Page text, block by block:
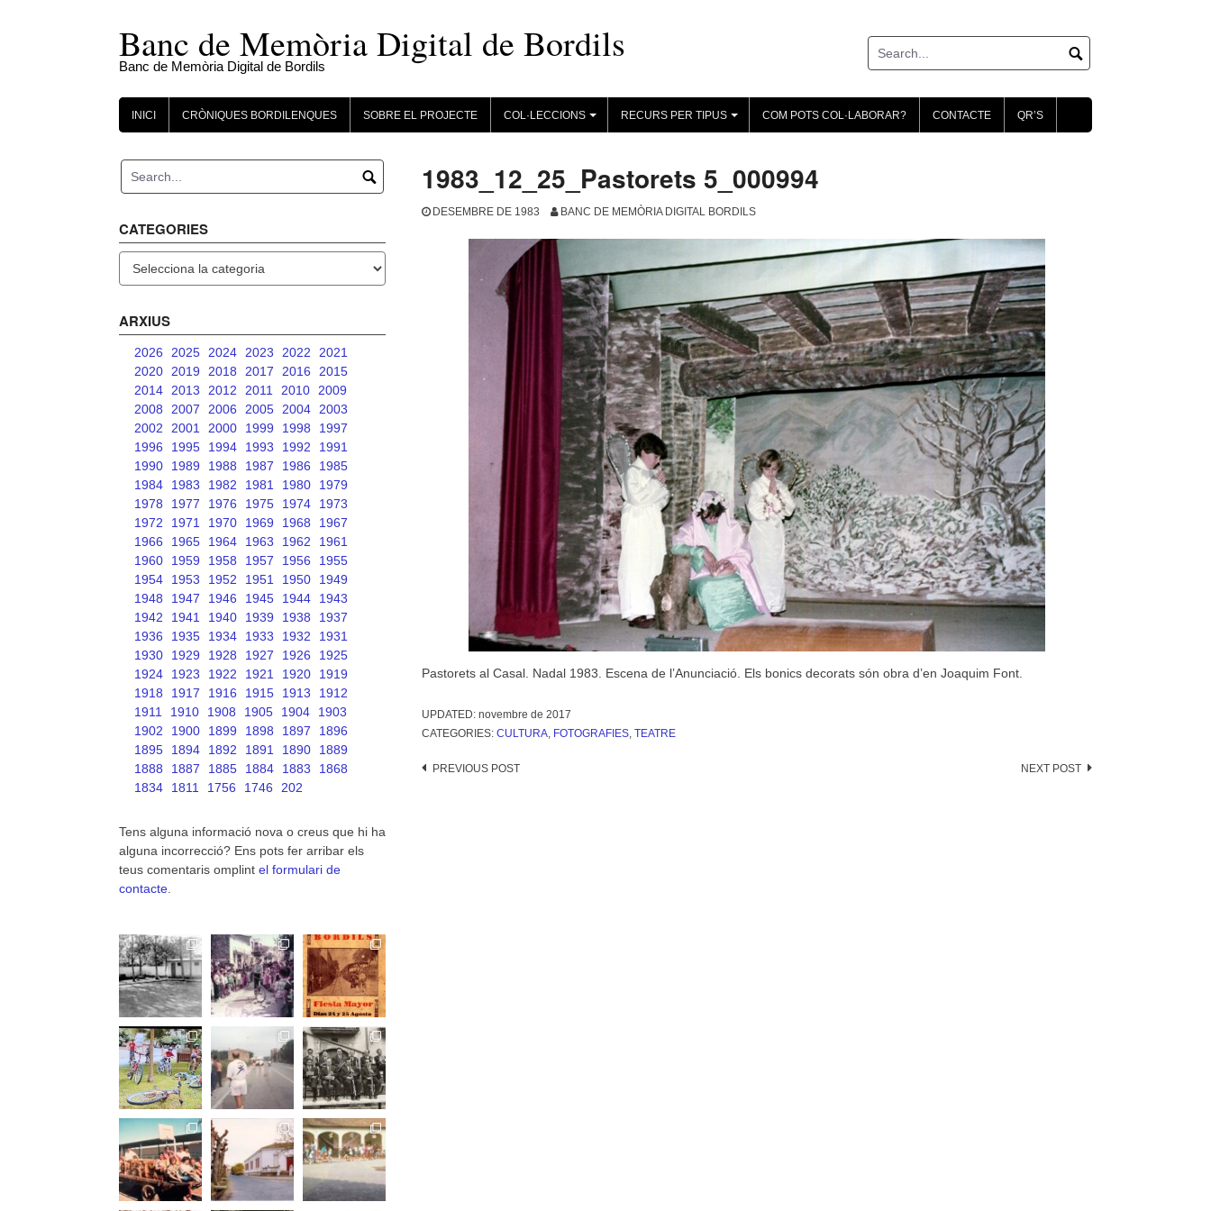
Banc de Memòria Digital de Bordils
Banc de Memòria Digital de Bordils
INICI CRÒNIQUES BORDILENQUES SOBRE EL PROJECTE
+
COL·LECCIONS
+
RECURS PER TIPUS COM POTS COL·LABORAR? CONTACTE QR’S
1983_12_25_Pastorets 5_000994
DESEMBRE DE 1983 BANC DE MEMÒRIA DIGITAL BORDILS
Pastorets al Casal. Nadal 1983. Escena de l’Anunciació. Els bonics decorats són obra d’en Joaquim Font.
UPDATED: novembre de 2017
CATEGORIES: CULTURA, FOTOGRAFIES, TEATRE
Post
PREVIOUS POST NEXT POST
CATEGORIES
ARXIUS
2026 2025 2024 2023 2022
2021
2020
2019 2018 2017 2016
2015
2014
2013 2012 2011 2010
2009
2008
2007 2006 2005 2004
2003
2002
2001 2000 1999 1998
1997
1996
1995 1994 1993 1992
1991
1990
1989 1988 1987 1986
1985
1984
1983 1982 1981 1980
1979
1978
1977 1976 1975 1974
1973
1972
1971 1970 1969 1968
1967
1966
1965 1964 1963 1962
1961
1960
1959 1958 1957 1956
1955
1954
1953 1952 1951 1950
1949
1948
1947 1946 1945 1944
1943
1942
1941 1940 1939 1938
1937
1936
1935 1934 1933 1932
1931
1930
1929 1928 1927 1926
1925
1924
1923 1922 1921 1920
1919
1918
1917 1916 1915 1913
1912
1911
1910 1908 1905 1904
1903
1902
1900 1899 1898 1897
1896
1895
1894 1892 1891 1890
1889
1888
1887 1885 1884 1883
1868
1834
1811 1756 1746 202
Tens alguna informació nova o creus que hi ha
alguna incorrecció? Ens pots fer arribar els
teus comentaris omplint el formulari de
contacte